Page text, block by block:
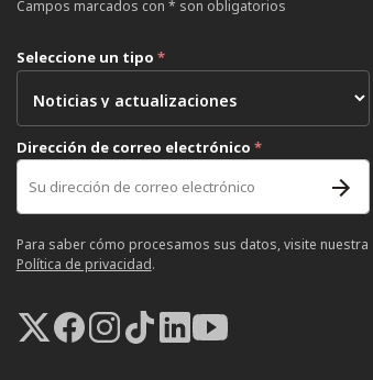
Campos marcados con * son obligatorios
Seleccione un tipo *
Dirección de correo electrónico *
Para saber cómo procesamos sus datos, visite nuestra
Política de privacidad.